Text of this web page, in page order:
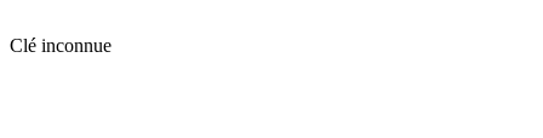
Clé inconnue